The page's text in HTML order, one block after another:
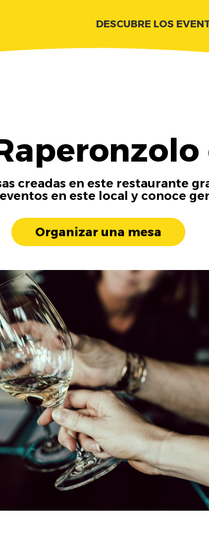
DESCUBRE LOS
creadas en este restaurante
en este local y conoce
Organizar una mesa